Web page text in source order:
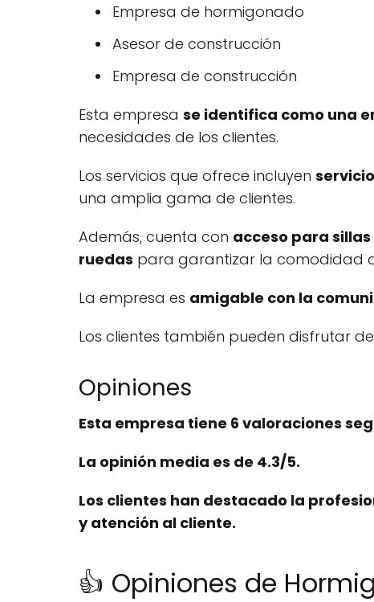
Empresa de hormigonado
Asesor de construcción
Empresa de construcción
Esta empresa se identifica como una
necesidades de los clientes.
Los servicios que ofrece incluyen
una amplia gama de clientes.
Además, cuenta con acceso para
ruedas para garantizar la comodidad
La empresa es amigable con la
Los clientes también pueden disfrutar
Opiniones
Esta empresa tiene 6 valoraciones
La opinión media es de 4.3/5.
Los clientes han destacado la
yatención al cliente.
👍 Opiniones de